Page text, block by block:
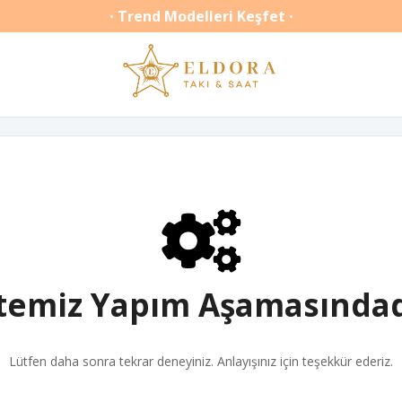
• Trend Modelleri Keşfet •
Yapım
Lütfen daha sonra tekrar deneyiniz. Anlayışınız için teşekkür ederiz.